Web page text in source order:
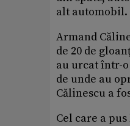
alt automobil.
Armand
de 20 de
au urcat într-o
de unde au
Călinescu a
Cel care a